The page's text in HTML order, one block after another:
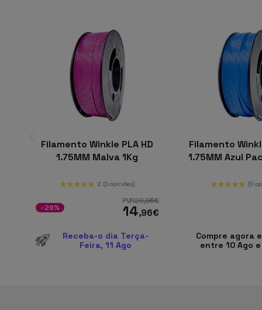
Filamento Winkle PLA HD
1.75MM Malva 1Kg
2 (0 opiniões)
PVR20,95€
14,96€
-29%
Receba-o dia Terça-
Feira, 11 Ago
Filamento
1.75MM Azul
(0
Compre agora
entre 10 Ago e